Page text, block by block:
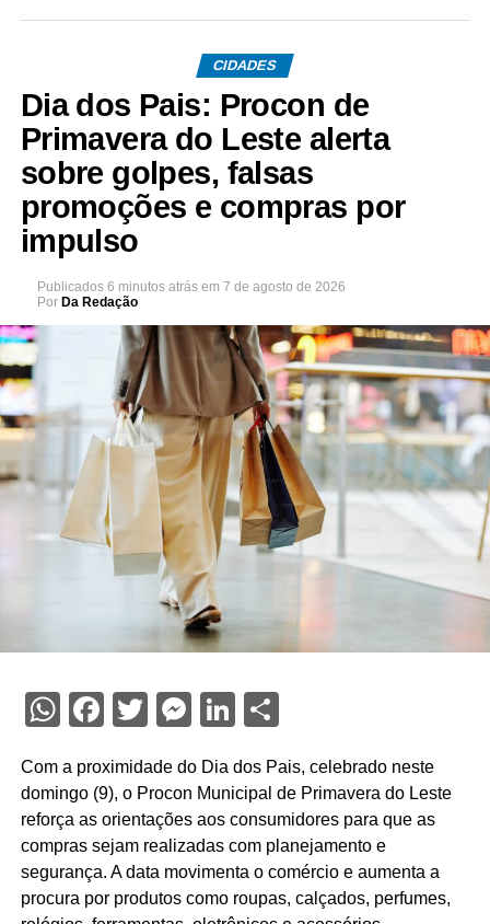
CIDADES
Dia dos Pais: Procon de
Primavera do Leste alerta
sobre golpes, falsas
promoções e compras por
impulso
Publicados 6 minutos atrás em 7 de agosto de 2026
Por Da Redação
WhatsApp
Facebook
Twitter
Messenger
LinkedIn
Share
Com a proximidade do Dia dos Pais, celebrado neste
domingo (9), o Procon Municipal de Primavera do Leste
reforça as orientações aos consumidores para que as
compras sejam realizadas com planejamento e
segurança. A data movimenta o comércio e aumenta a
procura por produtos como roupas, calçados, perfumes,